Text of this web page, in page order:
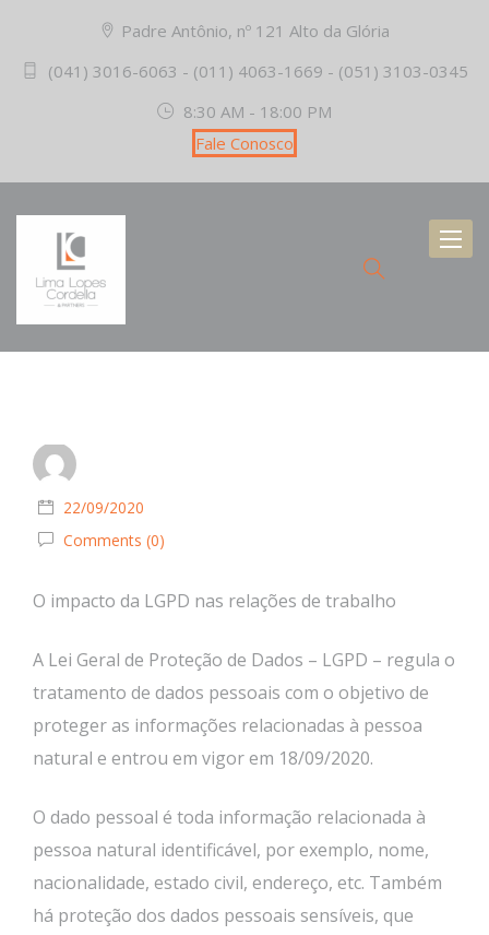
Padre Antônio, nº 121 Alto da Glória
(041) 3016-6063 - (011) 4063-1669 - (051) 3103-0345
8:30 AM - 18:00 PM
Fale Conosco
22/09/2020
Comments (0)
O impacto da LGPD nas relações de trabalho
A Lei Geral de Proteção de Dados – LGPD – regula o
tratamento de dados pessoais com o objetivo de
proteger as informações relacionadas à pessoa
natural e entrou em vigor em 18/09/2020.
O dado pessoal é toda informação relacionada à
pessoa natural identificável, por exemplo, nome,
nacionalidade, estado civil, endereço, etc. Também
há proteção dos dados pessoais sensíveis, que